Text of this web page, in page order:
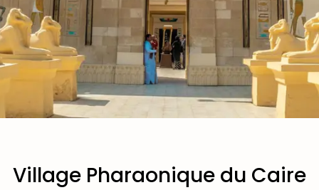
Village Pharaonique du Caire